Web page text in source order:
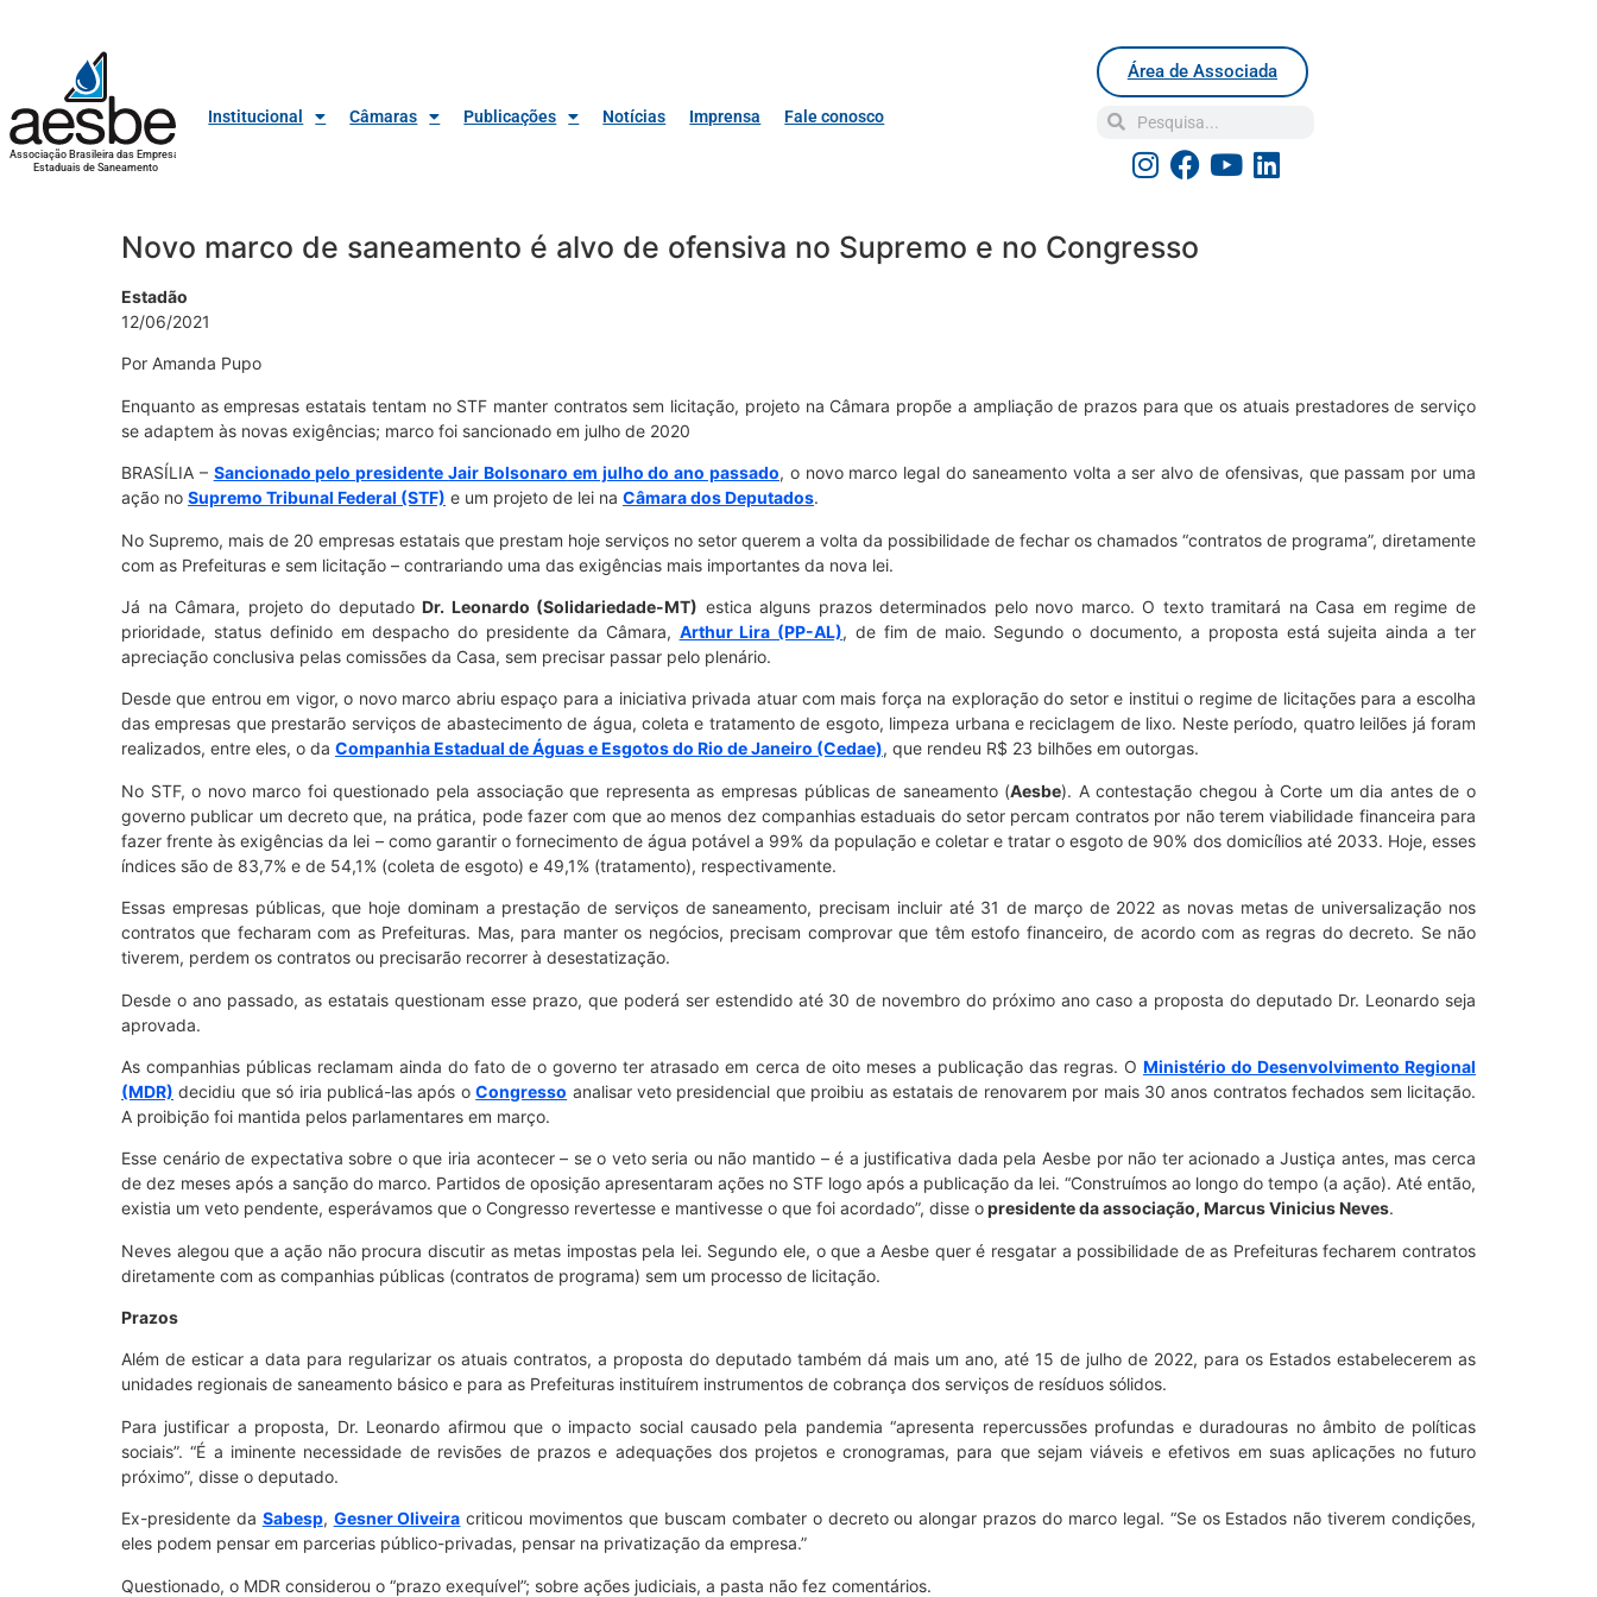
Associação Brasileira das Empresas
Estaduais de Saneamento
Institucional Câmaras Publicações Notícias Imprensa Fale conosco
Área de Associada
Novo marco de saneamento é alvo de ofensiva no Supremo e no Congresso
Estadão
12/06/2021
Por Amanda Pupo
Enquanto as empresas estatais tentam no STF manter contratos sem licitação, projeto na Câmara propõe a ampliação de prazos para que os atuais prestadores de serviço
se adaptem às novas exigências; marco foi sancionado em julho de 2020
BRASÍLIA – Sancionado pelo presidenteJair Bolsonaro em julho do ano passado, o novo marco legal do saneamento volta a ser alvo de ofensivas, que passam por uma
ação no Supremo Tribunal Federal (STF) e um projeto de lei na Câmara dos Deputados.
No Supremo, mais de 20 empresas estatais que prestam hoje serviços no setor querem a volta da possibilidade de fechar os chamados “contratos de programa”, diretamente
com as Prefeituras e sem licitação – contrariando uma das exigências mais importantes da nova lei.
Já na Câmara, projeto do deputadoDr. Leonardo (Solidariedade-MT) estica alguns prazos determinados pelo novo marco. O texto tramitará na Casa em regime de
prioridade, status definido em despacho do presidente da Câmara, Arthur Lira (PP-AL), de fim de maio. Segundo o documento, a proposta está sujeita ainda a ter
apreciação conclusiva pelas comissões da Casa, sem precisar passar pelo plenário.
Desde que entrou em vigor, o novo marco abriu espaço para a iniciativa privada atuar com mais força na exploração do setor e institui o regime de licitações para a escolha
das empresas que prestarão serviços de abastecimento de água, coleta e tratamento de esgoto, limpeza urbana e reciclagem de lixo. Neste período, quatro leilões já foram
realizados, entre eles, o da Companhia Estadual de Águas e Esgotos do Rio de Janeiro (Cedae), que rendeu R$ 23 bilhões em outorgas.
No STF, o novo marco foi questionado pela associação que representa as empresas públicas de saneamento (Aesbe). A contestação chegou à Corte um dia antes de o
governo publicar um decreto que, na prática, pode fazer com que ao menos dez companhias estaduais do setor percam contratos por não terem viabilidade financeira para
fazer frente às exigências da lei – como garantir o fornecimento de água potável a 99% da população e coletar e tratar o esgoto de 90% dos domicílios até 2033. Hoje, esses
índices são de 83,7% e de 54,1% (coleta de esgoto) e 49,1% (tratamento), respectivamente.
Essas empresas públicas, que hoje dominam a prestação de serviços de saneamento, precisam incluir até 31 de março de 2022 as novas metas de universalização nos
contratos que fecharam com as Prefeituras. Mas, para manter os negócios, precisam comprovar que têm estofo financeiro, de acordo com as regras do decreto. Se não
tiverem, perdem os contratos ou precisarão recorrer à desestatização.
Desde o ano passado, as estatais questionam esse prazo, que poderá ser estendido até 30 de novembro do próximo ano caso a proposta do deputado Dr. Leonardo seja
aprovada.
As companhias públicas reclamam ainda do fato de o governo ter atrasado em cerca de oito meses a publicação das regras. O Ministério do Desenvolvimento Regional
(MDR) decidiu que só iria publicá-las após oCongresso analisar veto presidencial que proibiu as estatais de renovarem por mais 30 anos contratos fechados sem licitação.
A proibição foi mantida pelos parlamentares em março.
Esse cenário de expectativa sobre o que iria acontecer – se o veto seria ou não mantido – é a justificativa dada pela Aesbe por não ter acionado a Justiça antes, mas cerca
de dez meses após a sanção do marco. Partidos de oposição apresentaram ações no STF logo após a publicação da lei. “Construímos ao longo do tempo (a ação). Até então,
existia um veto pendente, esperávamos que o Congresso revertesse e mantivesse o que foi acordado”, disse opresidente da associação, Marcus Vinicius Neves.
Neves alegou que a ação não procura discutir as metas impostas pela lei. Segundo ele, o que a Aesbe quer é resgatar a possibilidade de as Prefeituras fecharem contratos
diretamente com as companhias públicas (contratos de programa) sem um processo de licitação.
Prazos
Além de esticar a data para regularizar os atuais contratos, a proposta do deputado também dá mais um ano, até 15 de julho de 2022, para os Estados estabelecerem as
unidades regionais de saneamento básico e para as Prefeituras instituírem instrumentos de cobrança dos serviços de resíduos sólidos.
Para justificar a proposta, Dr. Leonardo afirmou que o impacto social causado pela pandemia “apresenta repercussões profundas e duradouras no âmbito de políticas
sociais”. “É a iminente necessidade de revisões de prazos e adequações dos projetos e cronogramas, para que sejam viáveis e efetivos em suas aplicações no futuro
próximo”, disse o deputado.
Ex-presidente da Sabesp, Gesner Oliveira criticou movimentos que buscam combater o decreto ou alongar prazos do marco legal. “Se os Estados não tiverem condições,
eles podem pensar em parcerias público-privadas, pensar na privatização da empresa.”
Questionado, o MDR considerou o “prazo exequível”; sobre ações judiciais, a pasta não fez comentários.